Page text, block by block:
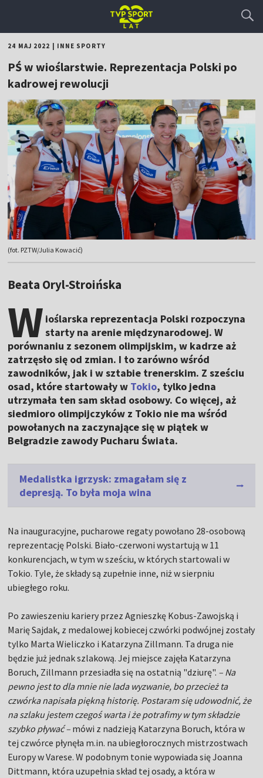
24 MAJ 2022 INNE SPORTY
PŚ w wioślarstwie. Reprezentacja Polski po
kadrowej rewolucji
(fot. PZTW/Julia Kowacić)
Beata Oryl-Stroińska
W ioślarska reprezentacja Polski rozpoczyna
starty na arenie międzynarodowej. W
porównaniu z sezonem olimpijskim, w kadrze aż
zatrzęsło się od zmian. I to zarówno wśród
zawodników, jak i w sztabie trenerskim. Z sześciu
osad, które startowały w Tokio, tylko jedna
utrzymała ten sam skład osobowy. Co więcej, aż
siedmioro olimpijczyków z Tokio nie ma wśród
powołanych na zaczynające się w piątek w
Belgradzie zawody Pucharu Świata.
Medalistka igrzysk: zmagałam się z
depresją. To była moja wina
Na inauguracyjne, pucharowe regaty powołano 28-osobową
reprezentację Polski. Biało-czerwoni wystartują w 11
konkurencjach, w tym w sześciu, w których startowali w
Tokio. Tyle, że składy są zupełnie inne, niż w sierpniu
ubiegłego roku.
Po zawieszeniu kariery przez Agnieszkę Kobus-Zawojską i
Marię Sajdak, z medalowej kobiecej czwórki podwójnej zostały
tylko Marta Wieliczko i Katarzyna Zillmann. Ta druga nie
będzie już jednak szlakową. Jej miejsce zajęła Katarzyna
Boruch, Zillmann przesiadła się na ostatnią "dziurę". – Na
pewno jest to dla mnie nie lada wyzwanie, bo przecież ta
czwórka napisała piękną historię. Postaram się udowodnić, że
na szlaku jestem czegoś warta i że potrafimy w tym składzie
szybko pływać – mówi z nadzieją Katarzyna Boruch, która w
tej czwórce płynęła m.in. na ubiegłorocznych mistrzostwach
Europy w Varese. W podobnym tonie wypowiada się Joanna
Dittmann, która uzupełnia skład tej osady, a która w